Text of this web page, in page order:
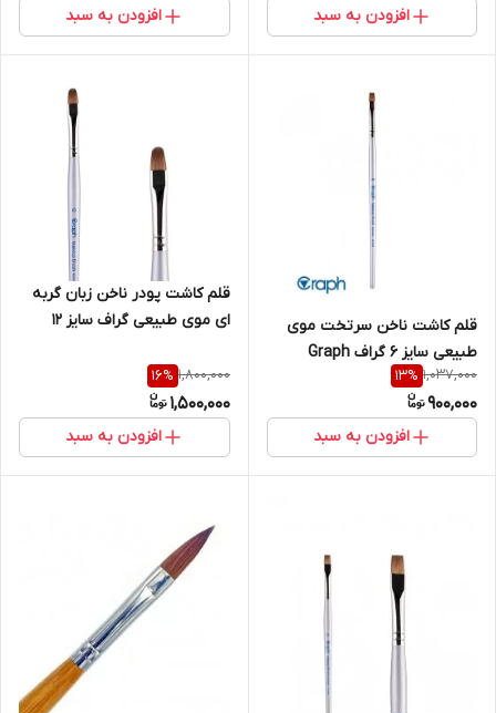
افزودن به سبد افزودن به سبد
قلم کاشت ناخن سرتخت موی
طبیعی سایز 6 گراف Graph
1,037,000
13%
900,000
افزودن به سبد
قلم کاشت پودر ناخن زبان گربه
ای موی طبیعی گراف سایز 12
1,800,000
16%
1,500,000
افزودن به سبد